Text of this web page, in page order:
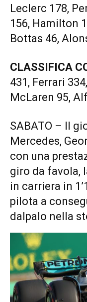
Leclerc 178,
156, Hamilton
Bottas 46,
CLASSIFICA
431, Ferrari
McLaren 95,
SABATO – Il
Mercedes,
con una
giro da favola,
in carriera in
pilota a
dalpalo nella